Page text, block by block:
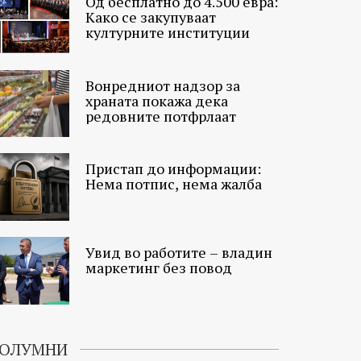
Како се закупуваат
културните институции
Вонредниот надзор за
храната покажа дека
редовните потфрлаат
Пристап до информации:
Нема потпис, нема жалба
Увид во работите – владин
маркетинг без повод